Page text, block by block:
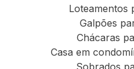
Loteamentos
Galpões
Chácaras
Casa em
Sobrados